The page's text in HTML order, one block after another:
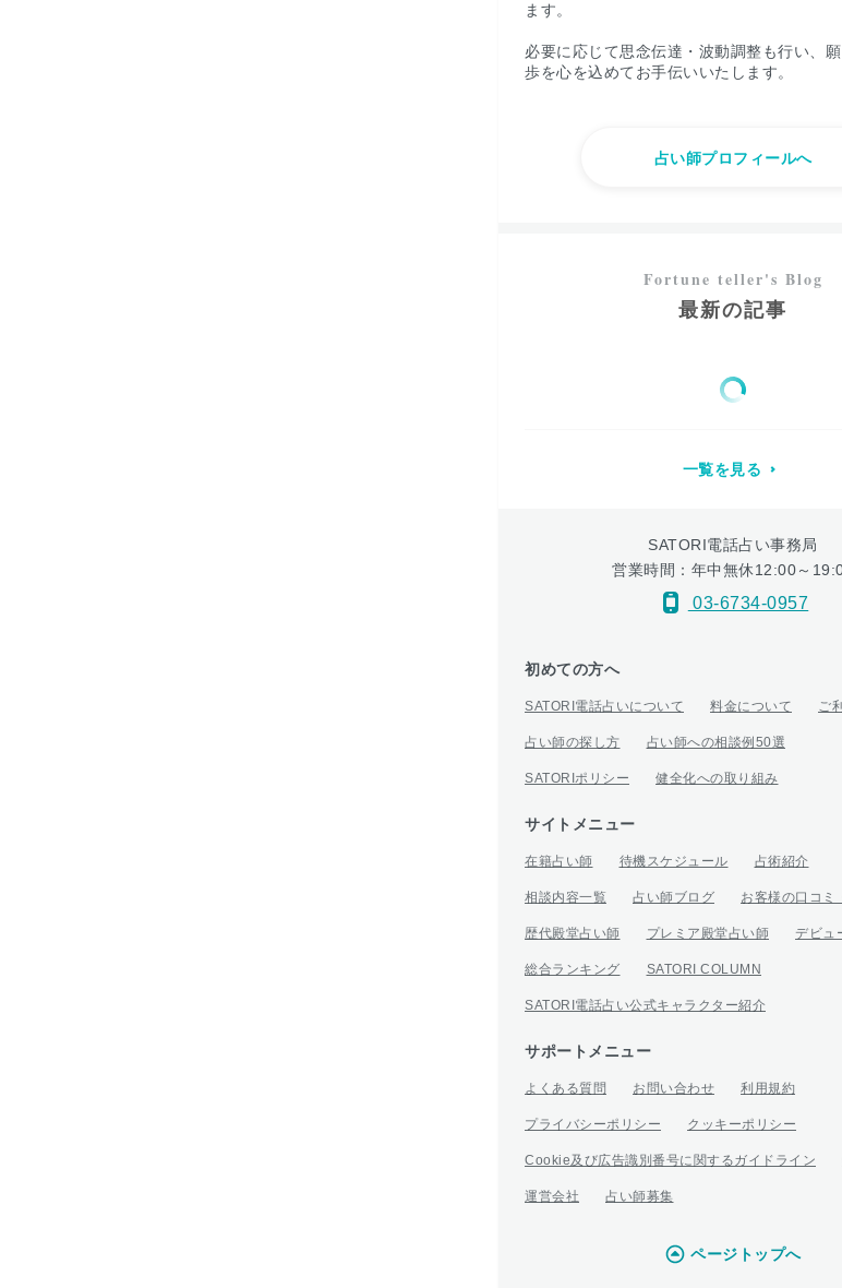
ます。
必要に応じて思念伝達・波動調整も行い、
歩を心を込めてお手伝いいたします。
占い師プロフィールへ
最新の記事
一覧を見る
SATORI電話占い事務局
営業時間：年中無休12:00～
03-6734-0957
初めての方へ
SATORI電話占いについて 料金について ご
占い師の探し方 占い師への相談例50選
SATORIポリシー 健全化への取り組み
サイトメニュー
在籍占い師 待機スケジュール 占術紹介
相談内容一覧 占い師ブログ お客様の口コミ
歴代殿堂占い師 プレミア殿堂占い師 デビュ
総合ランキング SATORI COLUMN
SATORI電話占い公式キャラクター紹介
サポートメニュー
よくある質問 お問い合わせ 利用規約
プライバシーポリシー クッキーポリシー
Cookie及び広告識別番号に関するガイドライン
運営会社 占い師募集
ページトップへ